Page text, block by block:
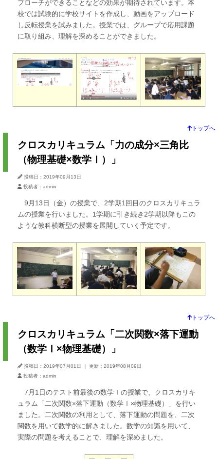
プローチができることなどの効果が期待されています。本
校では試験的に学校サイトを作成し、動画をアップロード
し反転授業を試みました。授業では、グループで応用課題
に取り組み、理解を深めることができました。
トップへ
クロスカリキュラム「力の成分×三角比
（物理基礎×数学Ⅰ）」
投稿日：2019年09月13日
投稿者：admin
9月13日（金）の授業で、2学期1回目のクロスカリキュラ
ムの授業を行いました。1学期に引き続き2学期以降もこの
ような教科横断型の授業を展開していく予定です。
トップへ
クロスカリキュラム「二次関数×落下運動
（数学Ⅰ×物理基礎）」
投稿日：2019年07月01日
更新：2019年08月09日
投稿者：admin
7月1日のテスト前最後の数学Ⅰの授業で、クロスカリキ
ュラム「二次関数×落下運動（数学Ⅰ×物理基礎）」を行い
ました。二次関数の利用として、落下運動の問題を、二次
関数を用いて数学的に解きました。数学の知識を用いて、
実際の問題を考えることで、理解を深めました。